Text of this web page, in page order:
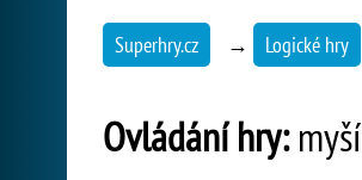
Superhry.cz → Logické hry
Ovládání hry:myší